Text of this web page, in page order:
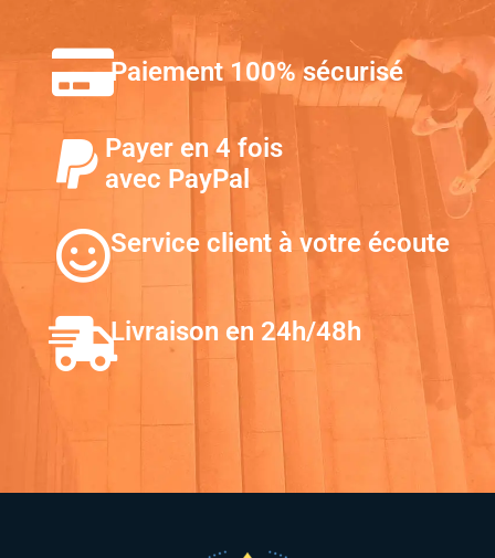
Paiement 100% sécurisé
Payer en 4 fois
avec PayPal
Service client à votre écoute
Livraison en 24h/48h